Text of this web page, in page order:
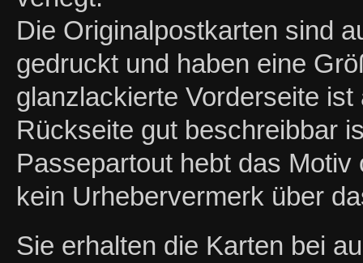
Die Originalpostkarten sind
gedruckt und haben eine
glanzlackierte Vorderseite
Rückseite gut beschreibbar
Passepartout hebt das
kein Urhebervermerk über
Sie erhalten die Karten bei